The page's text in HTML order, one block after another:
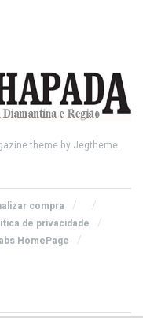
theme by Jegtheme.
compra
de privacidade
HomePage